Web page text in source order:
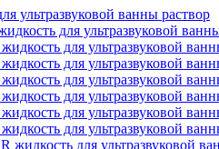
ультразвуковой ванны раствор
для ультразвуковой
для ультразвуковой
для ультразвуковой
для ультразвуковой
для ультразвуковой
для ультразвуковой
для ультразвуковой
жидкость для ультразвуковой